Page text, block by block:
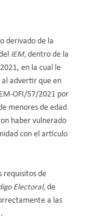
derivado de la
IEM, dentro de la
en la cual le
advertir que en
OFI/57/2021 por
menores de edad
haber vulnerado
con el artículo
requisitos de
Electoral, de
a las